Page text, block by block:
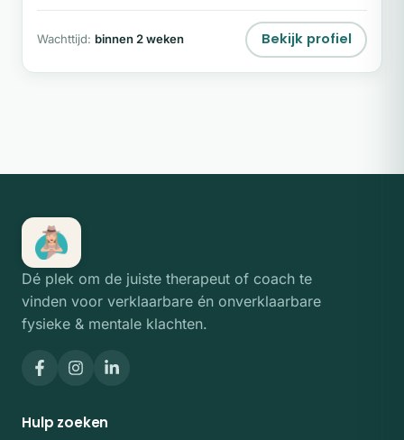
Wachttijd: binnen 2 weken Bekijk profiel
Dé plek om de juiste therapeut of coach te
vinden voor verklaarbare én onverklaarbare
fysieke & mentale klachten.
Hulp zoeken